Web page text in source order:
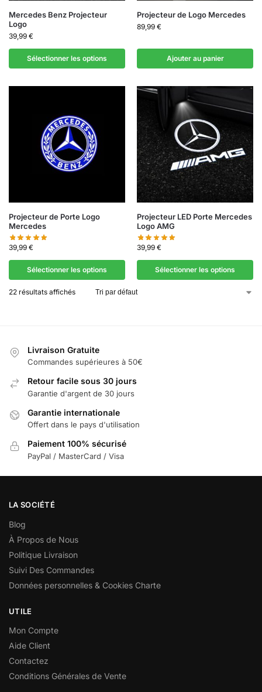
Mercedes Benz Projecteur
Logo
39,99 €
Sélectionner les options
Projecteur de Logo Mercedes
89,99 €
Ajouter au panier
Projecteur de Porte Logo
Mercedes
39,99 €
Sélectionner les options
Projecteur LED Porte Mercedes
Logo AMG
39,99 €
Sélectionner les options
22 résultats affichés
Livraison Gratuite
Commandes supérieures à 50€
Retour facile sous 30 jours
Garantie d'argent de 30 jours
Garantie internationale
Offert dans le pays d'utilisation
Paiement 100% sécurisé
PayPal / MasterCard / Visa
LA SOCIÉTÉ
Blog
À Propos de Nous
Politique Livraison
Suivi Des Commandes
Données personnelles & Cookies Charte
UTILE
Mon Compte
Aide Client
Contactez
Conditions Générales de Vente